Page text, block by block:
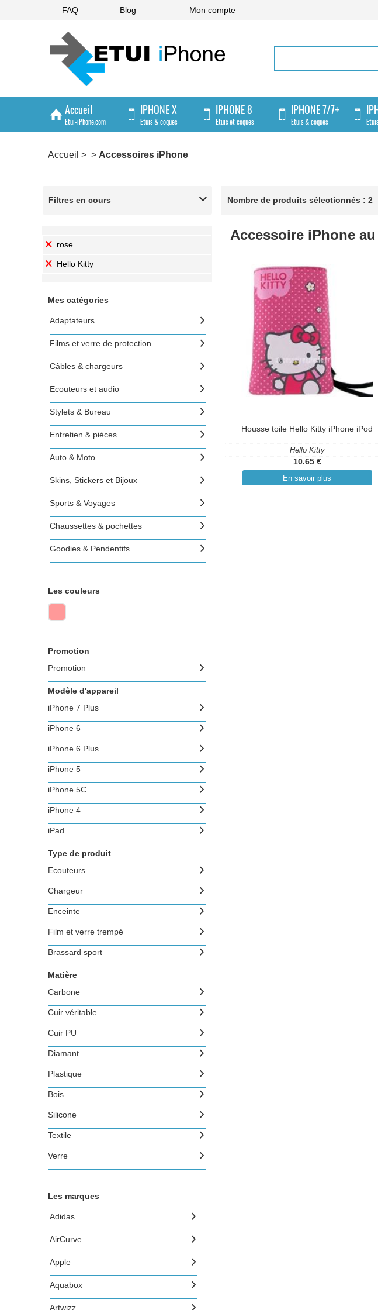
FAQ Blog Mon compte
Accueil
Etui-iPhone.com
IPHONE X
Etuis & coques
IPHONE 8
Etuis et coques
IPHONE 7/7+
Etuis & coques
Etuis et coques
Accueil > > Accessoires iPhone
Filtres en cours 
rose
Hello Kitty
Mes catégories
Adaptateurs
Films et verre de protection
Câbles & chargeurs
Ecouteurs et audio
Stylets & Bureau
Entretien & pièces
Auto & Moto
Skins, Stickers et Bijoux
Sports & Voyages
Chaussettes & pochettes
Goodies & Pendentifs
Les couleurs
Promotion
Promotion
Modèle d'appareil
iPhone 7 Plus
iPhone 6
iPhone 6 Plus
iPhone 5
iPhone 5C
iPhone 4
iPad
Type de produit
Ecouteurs
Chargeur
Enceinte
Film et verre trempé
Brassard sport
Matière
Carbone
Cuir véritable
Cuir PU
Diamant
Plastique
Bois
Silicone
Textile
Verre
Les marques
Adidas
AirCurve
Apple
Aquabox
Artwizz
Nombre de produits sélectionnés : 2
Accessoire iPhone
Housse toile Hello Kitty iPhone iPod
Hello Kitty
10.65 €
En savoir plus